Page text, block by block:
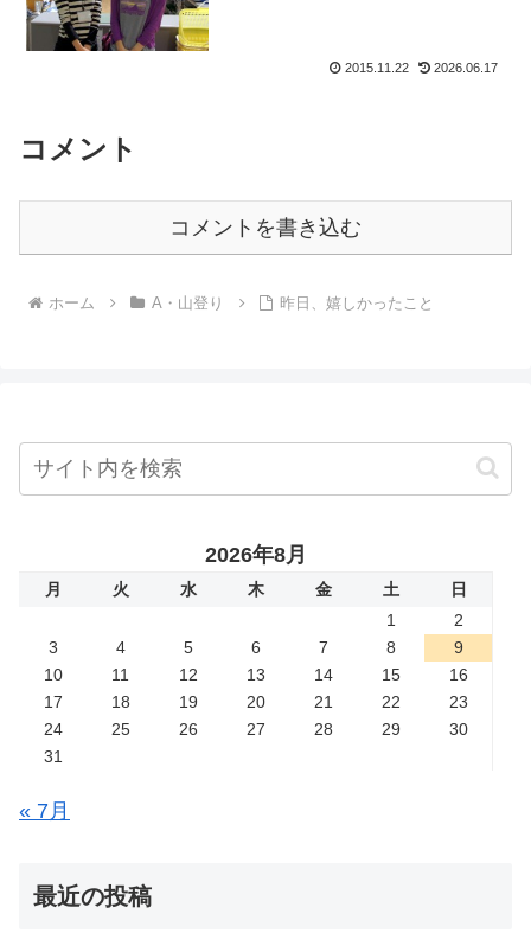
2015.11.22 2026.06.17
コメント
コメントを書き込む
ホーム A・山登り 昨日、嬉しかったこと
2026年8月
月 火 水 木 金 土
日
1
2
3
4 5 6 7 8
9
10
11 12 13 14 15
16
17
18 19 20 21 22
23
24
25 26 27 28 29
30
31
« 7月
最近の投稿